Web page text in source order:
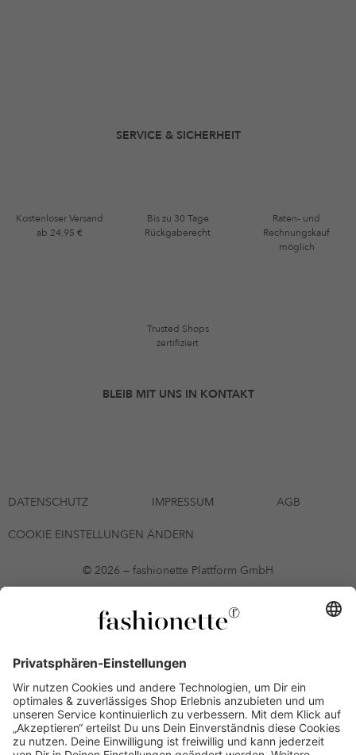
SERVICE & SICHERHEIT
Kostenloser Versand
ab 24,95 €
Bis zu 30 Tage
Rückgaberecht
Raten- und
Rechnungskauf
möglich
Trusted Shops
zertifiziert
BLEIB MIT UNS IN KONTAKT
DATENSCHUTZ IMPRESSUM AGB
COOKIE EINSTELLUNGEN ÄNDERN
© 2026 — fashionette Plattform GmbH
*Gutschein bis zum 12.08.2026 mehrmals auf alle Artikel der Seite
fashionette.at/selected-styles anwendbar. Es gelten die in den AGB
Einzelne Marken und Artikel können ausgeschlossen sein. Bonität
vorausgesetzt, alle Preise inkl. MwSt. und ohne Versandkosten. Bei
Ratenkäufen kann die letzte Rate geringfügig abweichen. Die
Anzahl der Raten und die jeweilige Verfügbarkeit von
Zahlungsmethoden kann variieren. Die Prominenten, die
namentlich genannt oder dargestellt werden, haben keine der auf